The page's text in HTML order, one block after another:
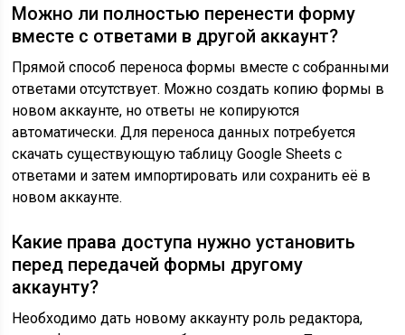
Можно ли полностью перенести форму
вместе с ответами в другой аккаунт?
Прямой способ переноса формы вместе с собранными
ответами отсутствует. Можно создать копию формы в
новом аккаунте, но ответы не копируются
автоматически. Для переноса данных потребуется
скачать существующую таблицу Google Sheets с
ответами и затем импортировать или сохранить её в
новом аккаунте.
Какие права доступа нужно установить
перед передачей формы другому
аккаунту?
Необходимо дать новому аккаунту роль редактора,